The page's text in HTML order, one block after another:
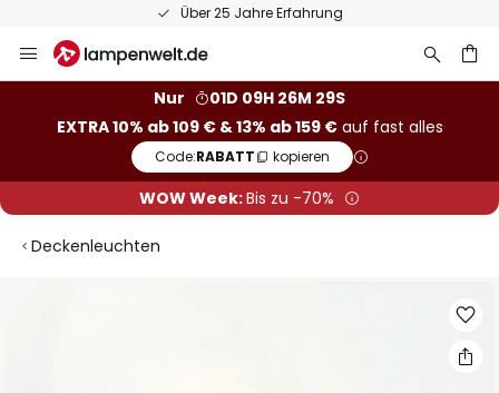
Über 25 Jahre Erfahrung
Inhalt
Nur
01D 09H 26M 29S
EXTRA 10% ab 109 € & 13% ab 159 €auf fast alles
Code:RABATT kopieren
WOW Week:Bis zu -70%
Deckenleuchten